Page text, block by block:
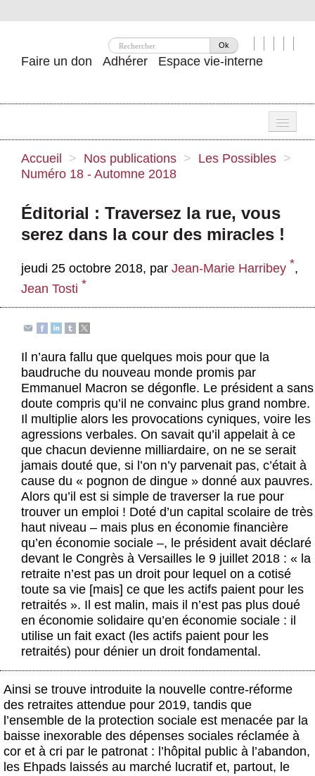
Ok
Faire un don Adhérer Espace vie-interne
Attac ?
Nos idées
Se mobiliser
Publications
Agenda
Actus et médias
Boutique
Accueil > Nos publications > Les Possibles >
Numéro 18 - Automne 2018
Éditorial : Traversez la rue, vous
serez dans la cour des miracles !
jeudi 25 octobre 2018, par Jean-Marie Harribey *,
Jean Tosti *
Il n’aura fallu que quelques mois pour que la
baudruche du nouveau monde promis par
Emmanuel Macron se dégonfle. Le président a sans
doute compris qu’il ne convainc plus grand nombre.
Il multiplie alors les provocations cyniques, voire les
agressions verbales. On savait qu’il appelait à ce
que chacun devienne milliardaire, on ne se serait
jamais douté que, si l’on n’y parvenait pas, c’était à
cause du « pognon de dingue » donné aux pauvres.
Alors qu’il est si simple de traverser la rue pour
trouver un emploi ! Doté d’un capital scolaire de très
haut niveau – mais plus en économie financière
qu’en économie sociale –, le président avait déclaré
devant le Congrès à Versailles le 9 juillet 2018 : « la
retraite n’est pas un droit pour lequel on a cotisé
toute sa vie [mais] ce que les actifs paient pour les
retraités ». Il est malin, mais il n’est pas plus doué
en économie solidaire qu’en économie sociale : il
utilise un fait exact (les actifs paient pour les
retraités) pour dénier un droit fondamental.
Ainsi se trouve introduite la nouvelle contre-réforme
des retraites attendue pour 2019, tandis que
l’ensemble de la protection sociale est menacée par la
baisse inexorable des dépenses sociales réclamée à
cor et à cri par le patronat : l’hôpital public à l’abandon,
les Ehpads laissés au marché lucratif et, partout, le